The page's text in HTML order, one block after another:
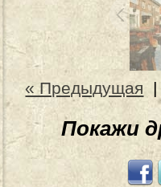
« Предыдущая
Покажи